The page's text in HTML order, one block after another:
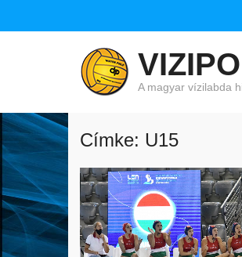
A magyar vízilabda
Címke: U15